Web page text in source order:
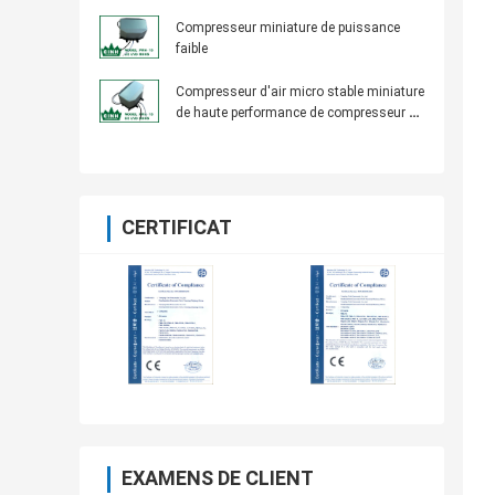
Compresseur miniature de puissance
faible
Compresseur d'air micro stable miniature
de haute performance de compresseur de
CERTIFICAT
EXAMENS DE CLIENT